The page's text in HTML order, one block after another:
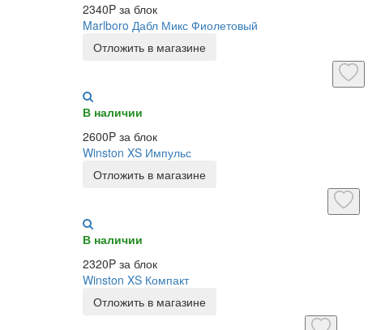
2340P за блок
Marlboro Дабл Микс Фиолетовый
Отложить в магазине
В наличии
2600P за блок
Winston XS Импульс
Отложить в магазине
В наличии
2320P за блок
Winston XS Компакт
Отложить в магазине